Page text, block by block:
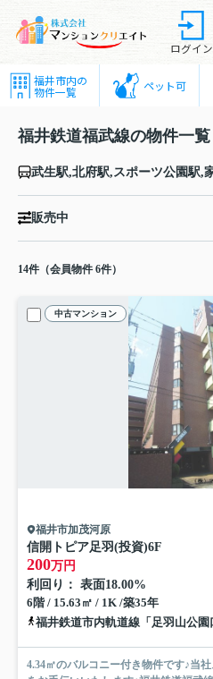
ログイン
福井市内の
物件一覧 ペット可
福井鉄道福武線の物件一覧
販売中
14件（会員物件 6件）
中古マンション
福井市加茂河原
信開トピア足羽(投資)6F
200万円
利回り： 表面18.00%
6階 / 15.63㎡ / 1K /築35年
福井鉄道市内軌道線「足羽山公園
4.34㎡のバルコニー付き物件です♪当